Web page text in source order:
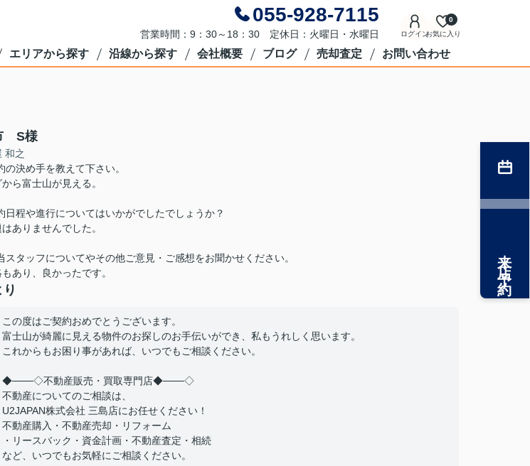
055-928-7115
営業時間：9：30～18：30 定休日：火曜日・水曜日 ログインお気に入り
0
エリアから探す 沿線から探す 会社概要 ブログ 売却査定 お問い合わせ
S様
和之
の決め手を教えて下さい。
ら富士山が見える。
日程や進行についてはいかがでしたでしょうか？
ありませんでした。
スタッフについてやその他ご意見・ご感想をお聞かせください。
あり、良かったです。
この度はご契約おめでとうございます。
富士山が綺麗に見える物件のお探しのお手伝いができ、私もうれしく思います。
これからもお困り事があれば、いつでもご相談ください。
◆───◇不動産販売・買取専門店◆───◇
不動産についてのご相談は、
U2JAPAN株式会社 三島店にお任せください！
不動産購入・不動産売却・リフォーム
・リースバック・資金計画・不動産査定・相続
など、いつでもお気軽にご相談ください。
来店予約